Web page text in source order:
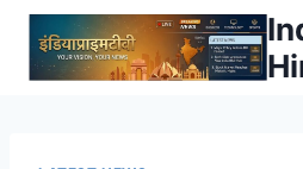
Skip
content